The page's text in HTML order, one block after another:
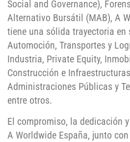
Social and Governance),
Alternativo Bursátil (MAB), A
tiene una sólida trayectoria en
Automoción, Transportes y
Industria, Private Equity,
Construcción e
Administraciones Públicas y
entre otros.
El compromiso, la dedicación
A Worldwide España, junto